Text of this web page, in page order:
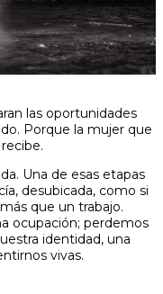
las oportunidades
Porque la mujer que
Una de esas etapas
desubicada, como si
que un trabajo.
ocupación; perdemos
identidad, una
vivas.